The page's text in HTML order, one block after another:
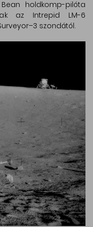
holdkomp-pilóta
az Intrepid LM-6
szondától.